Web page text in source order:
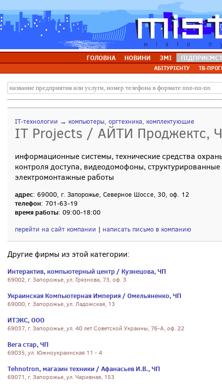
ГОЛОВНА НОВИНИ ЗМІ
АБІТУРІЄНТУ ТВ-
IT-технологии → компьютеры, оргтехника, комплектующие
IT Projects / АЙТИ Проджектс,
информационные системы, технические средства
контроля доступа, видеодомофоны,
электромонтажные работы
адрес: 69000, г. Запорожье, Северное Шоссе, 30, оф. 12
телефон: 701-63-19
время работы: 09:00-18:00
перейти на сайт компании | написать письмо в компанию
Другие фирмы из этой категории:
Интерактив, компьютерный центр / Кузнецова, ЧП
69002, г. Запорожье, ул. Грязнова, 73, оф. 3
Украинская Компьютерная Империя / Омельяненко, ЧП
69000, г. Запорожье, ул. Ладожская, 13
ИТЭКС, ООО
69037, г. Запорожье, ул. 40 лет Советской Украины, 76-А, оф. 22
Вега стар, ЧП
69035, ул. Южноукраинская 11 - 4
Tehnotron, магазин техники / Афанасьев И.В., ЧП
69071, г. Запорожье, ул. Чаривная, 153